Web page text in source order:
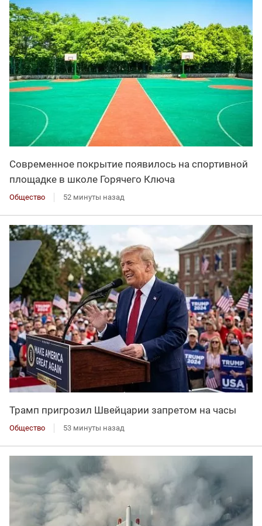
Современное покрытие появилось на спортивной
площадке в школе Горячего Ключа
Общество 52 минуты назад
Трамп пригрозил Швейцарии запретом на часы
Общество 53 минуты назад